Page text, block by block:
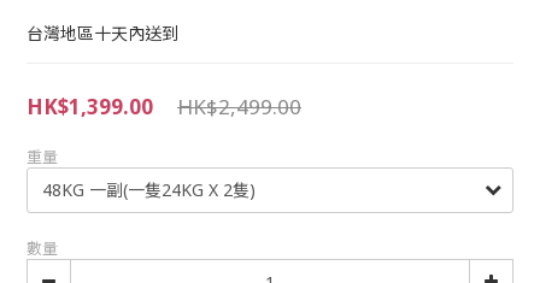
台灣地區十天內送到
HK$2,499.00
HK$1,399.00
重量
數量